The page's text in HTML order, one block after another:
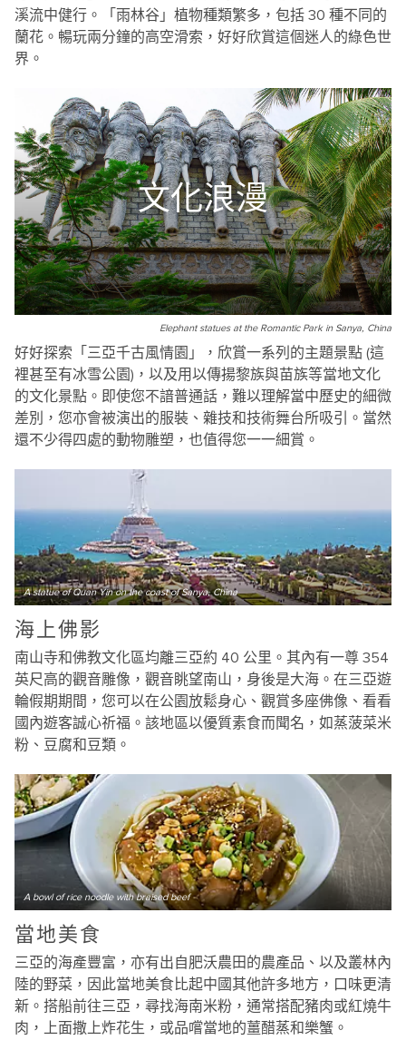
溪流中健行。「雨林谷」植物種類繁多，包括 30 種不同的
蘭花。暢玩兩分鐘的高空滑索，好好欣賞這個迷人的綠色世
界。
文化浪漫
Elephant statues at the Romantic Park in Sanya, China
好好探索「三亞千古風情園」，欣賞一系列的主題景點 (這
裡甚至有冰雪公園)，以及用以傳揚黎族與苗族等當地文化
的文化景點。即使您不諳普通話，難以理解當中歷史的細微
差別，您亦會被演出的服裝、雜技和技術舞台所吸引。當然
還不少得四處的動物雕塑，也值得您一一細賞。
A statue of Quan Yin on the coast of Sanya, China
海上佛影
南山寺和佛教文化區均離三亞約 40 公里。其內有一尊 354
英尺高的觀音雕像，觀音眺望南山，身後是大海。在三亞遊
輪假期期間，您可以在公園放鬆身心、觀賞多座佛像、看看
國內遊客誠心祈福。該地區以優質素食而聞名，如蒸菠菜米
粉、豆腐和豆類。
A bowl of rice noodle with braised beef
當地美食
三亞的海產豐富，亦有出自肥沃農田的農產品、以及叢林內
陸的野菜，因此當地美食比起中國其他許多地方，口味更清
新。搭船前往三亞，尋找海南米粉，通常搭配豬肉或紅燒牛
肉，上面撒上炸花生，或品嚐當地的薑醋蒸和樂蟹。